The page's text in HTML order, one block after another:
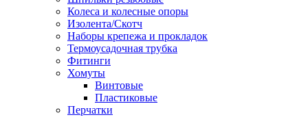
Колеса и колесные опоры
Изолента/Скотч
Наборы крепежа и прокладок
Термоусадочная трубка
Фитинги
Хомуты
Винтовые
Пластиковые
Перчатки